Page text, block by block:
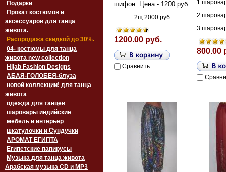
Подарки
Прокат костюмов и
аксессуаров для танца
живота.
Распродажа скидкой до 30%.
04- костюмы для танца
живота new collection
Hijab Fashion Designs
АБАЯ-ГОЛОБЕЯ-блуза
новой коллекции! для танца
живота
одежда для танцев
шаровары индийские
мебель и интерьер
шкатулочки и Сундучки
АРОМАТ ЕГИПТА
Египетские папирусы
Музыка для танца живота
Арабская музыка CD и MP3
шифон. Цена - 1200 руб.
2щ 2000 руб
1200.00 руб.
Сравнить
1
2
3
800.00